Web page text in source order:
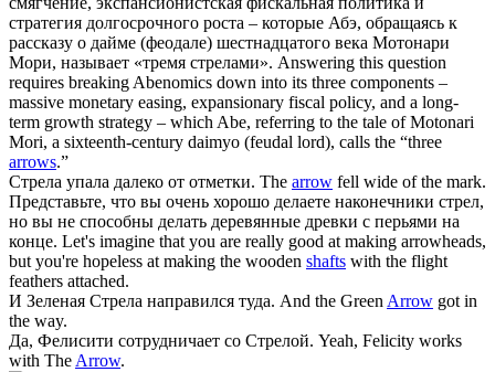
стратегия долгосрочного роста – которые Абэ, обращаясь к
рассказу о дайме (феодале) шестнадцатого века Мотонари
Мори, называет «тремя стрелами». Answering this question
requires breaking Abenomics down into its three components –
massive monetary easing, expansionary fiscal policy, and a long-
term growth strategy – which Abe, referring to the tale of Motonari
Mori, a sixteenth-century daimyo (feudal lord), calls the “three
arrows.”
Стрела упала далеко от отметки. The arrow fell wide of the mark.
Представьте, что вы очень хорошо делаете наконечники стрел,
но вы не способны делать деревянные древки с перьями на
конце. Let's imagine that you are really good at making arrowheads,
but you're hopeless at making the wooden shafts with the flight
feathers attached.
И Зеленая Стрела направился туда. And the GreenArrow got in
the way.
Да, Фелисити сотрудничает со Стрелой. Yeah, Felicity works
with TheArrow.